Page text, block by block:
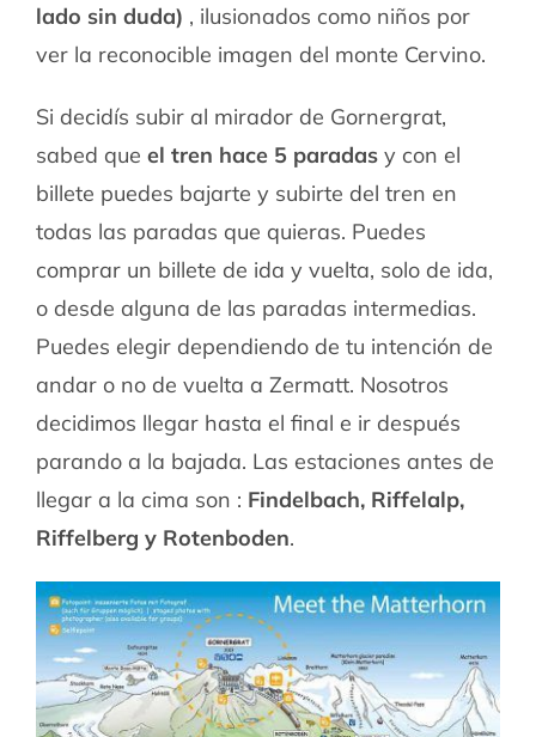
lado sin duda) , ilusionados como niños por
ver la reconocible imagen del monte Cervino.
Si decidís subir al mirador de Gornergrat,
sabed que el tren hace 5 paradasy con el
billete puedes bajarte y subirte del tren en
todas las paradas que quieras. Puedes
comprar un billete de ida y vuelta, solo de ida,
o desde alguna de las paradas intermedias.
Puedes elegir dependiendo de tu intención de
andar o no de vuelta a Zermatt. Nosotros
decidimos llegar hasta el final e ir después
parando a la bajada. Las estaciones antes de
llegar a la cima son : Findelbach, Riffelalp,
Riffelberg y Rotenboden.